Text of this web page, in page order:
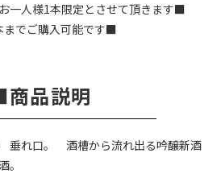
一人様1本限定とさせて頂きます■
でご購入可能です■
商品説明
れ口。 酒槽から流れ出る吟醸新酒
。